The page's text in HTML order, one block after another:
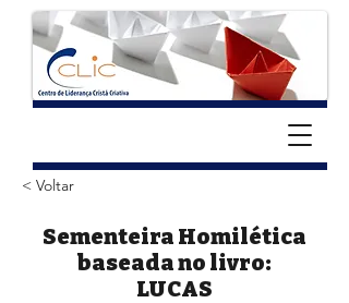
< Voltar
Sementeira Homilética
baseada no livro:
LUCAS